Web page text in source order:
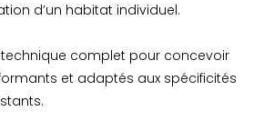
d’un habitat individuel.
complet pour concevoir
et adaptés aux spécificités